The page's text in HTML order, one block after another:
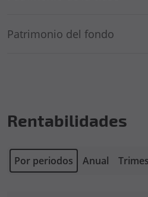
Patrimonio del fondo
Rentabilidades
Por periodos Anual